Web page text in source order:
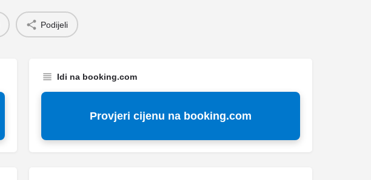
Podijeli
Idi na booking.com
Provjeri cijenu na booking.com